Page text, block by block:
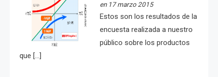
en 17 marzo 2015
Estos son los resultados de la
encuesta realizada a nuestro
público sobre los productos
que […]